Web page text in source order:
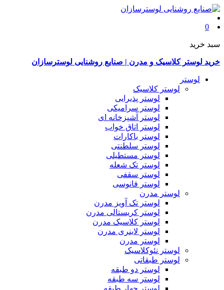
0
سبد خرید
خرید لوستر کلاسیک و مدرن | صنایع روشنایی لوسترسازان
لوستر
لوستر کلاسیک
لوستر پذیرایی
لوستر سرامیکی
لوستر آشپزخانه ای
لوستر اتاق خواب
لوستر باکارات
لوستر سلطنتی
لوستر مستطیلی
لوستر تک شعله
لوستر سقفی
لوستر فانوسی
لوستر مدرن
لوستر تک آویز مدرن
لوستر کریستالی مدرن
لوستر کلاسیک مدرن
لوستر لاینری مدرن
لوستر مدرن
لوستر نئوکلاسیک
لوستر طبقاتی
لوستر دو طبقه
لوستر سه طبقه
لوستر چهار طبقه